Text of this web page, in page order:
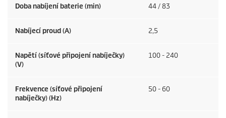
Doba nabíjení baterie (min) 44 / 83
Nabíjecí proud (A) 2,5
Napětí (síťové připojení nabíječky)
(V)
100 - 240
Frekvence (síťové připojení
nabíječky) (Hz)
50 - 60